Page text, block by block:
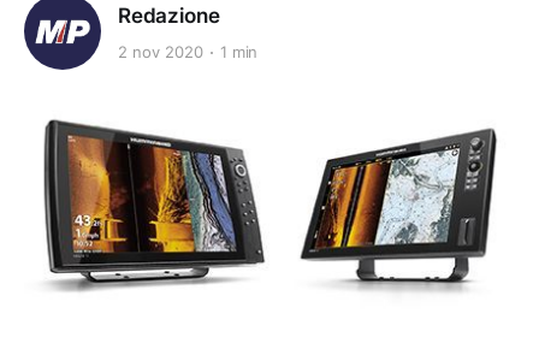
Redazione
2 nov 2020 1 min